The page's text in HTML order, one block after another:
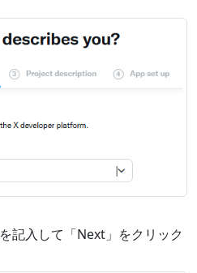
記入して「Next」をクリック